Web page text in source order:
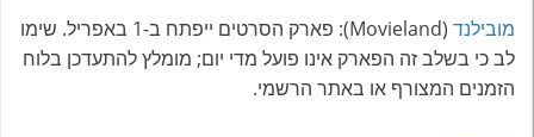
מובילנד
(Movieland): פארק הסרטים ייפתח ב-1 באפריל. שימו
לב כי בשלב זה הפארק אינו פועל מדי יום; מומלץ להתעדכן בלוח
הזמנים המצורף או באתר הרשמי.